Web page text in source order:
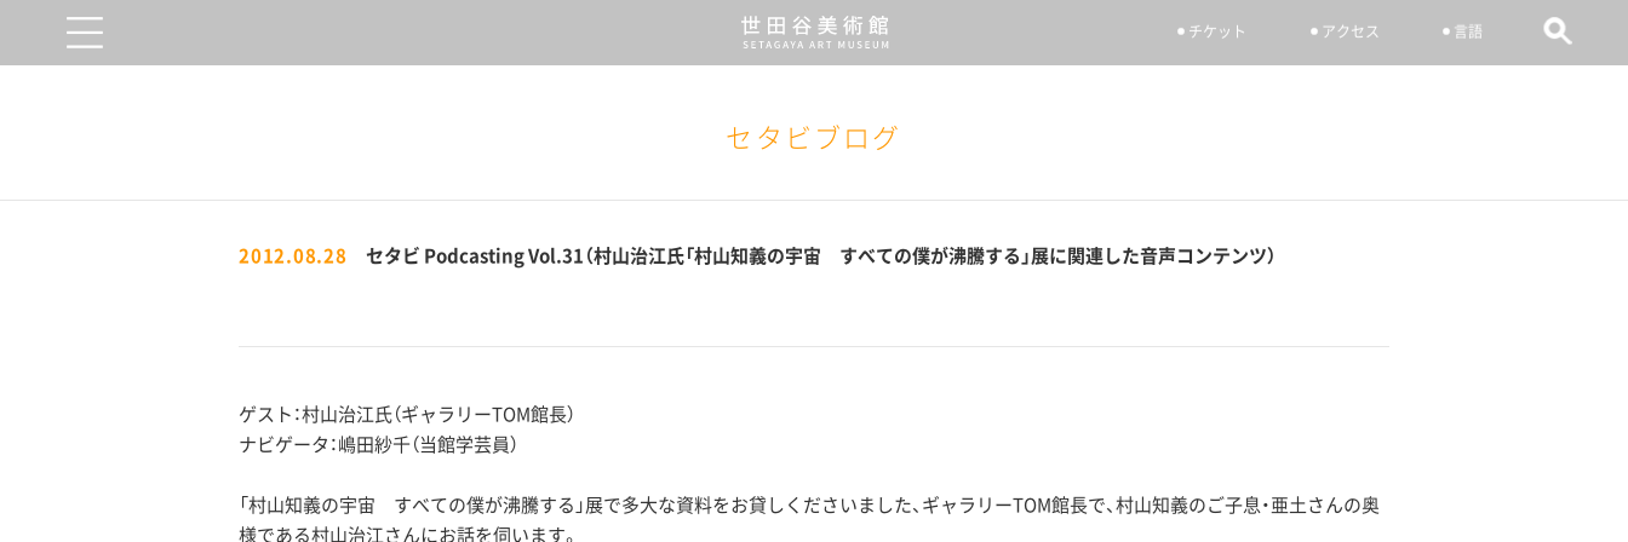
チケット アクセス 言語
セタビブログ
2012.08.28 セタビ Podcasting Vol.31（村山治江氏「村山知義の宇宙 すべての僕が沸騰する」展に関連した音声コンテンツ）
ゲスト：村山治江氏（ギャラリーTOM館長）
ナビゲータ：嶋田紗千（当館学芸員）
「村山知義の宇宙 すべての僕が沸騰する」展で多大な資料をお貸しくださいました、ギャラリーTOM館長で、村山知義のご子息・亜土さんの奥
様である村山治江さんにお話を伺います。